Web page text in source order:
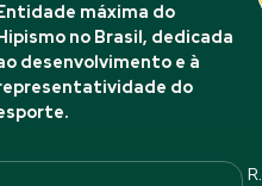
máxima do
no Brasil, dedicada
desenvolvimento e à
do
R.